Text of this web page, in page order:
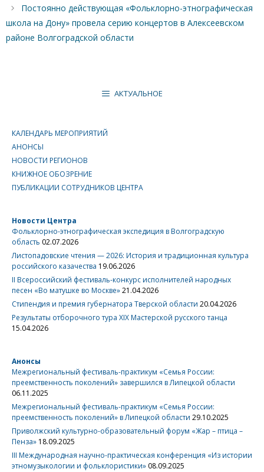
Постоянно действующая «Фольклорно-этнографическая
школа на Дону» провела серию концертов в Алексеевском
районе Волгоградской области
АКТУАЛЬНОЕ
КАЛЕНДАРЬ МЕРОПРИЯТИЙ
АНОНСЫ
НОВОСТИ РЕГИОНОВ
КНИЖНОЕ ОБОЗРЕНИЕ
ПУБЛИКАЦИИ СОТРУДНИКОВ ЦЕНТРА
Новости Центра
Фольклорно-этнографическая экспедиция в Волгоградскую
область 02.07.2026
Листопадовские чтения — 2026: История и традиционная культура
российского казачества 19.06.2026
II Всероссийский фестиваль-конкурс исполнителей народных
песен «Во матушке во Москве»21.04.2026
Стипендия и премия губернатора Тверской области 20.04.2026
Результаты отборочного тура XIX Мастерской русского танца
15.04.2026
Анонсы
Межрегиональный фестиваль-практикум «Семья России:
преемственность поколений» завершился в Липецкой области
06.11.2025
Межрегиональный фестиваль-практикум «Семья России:
преемственность поколений» в Липецкой области 29.10.2025
Приволжский культурно-образовательный форум «Жар – птица –
Пенза» 18.09.2025
III Международная научно-практическая конференция «Из истории
этномузыкологии и фольклористики» 08.09.2025